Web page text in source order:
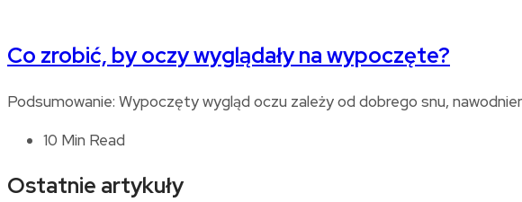
Co zrobić, by oczy wyglądały na wypoczęte?
Podsumowanie: Wypoczęty wygląd oczu zależy od dobrego snu,
10 Min Read
Ostatnie artykuły